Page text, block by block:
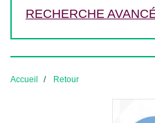
RECHERCHE
Accueil Retour